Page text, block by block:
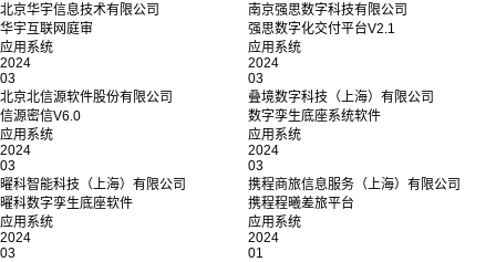
北京华宇信息技术有限公司
华宇互联网庭审
应用系统
南京强思数字科技有限公司
强思数字化交付平台V2.1
应用系统
2024
03
北京北信源软件股份有限公司
信源密信V6.0
应用系统
2024
03
叠境数字科技（上海）有限公司
数字孪生底座系统软件
应用系统
2024
03
曜科智能科技（上海）有限公司
曜科数字孪生底座软件
应用系统
2024
03
携程商旅信息服务（上海）有限公司
携程程曦差旅平台
应用系统
2024
03
2024
01